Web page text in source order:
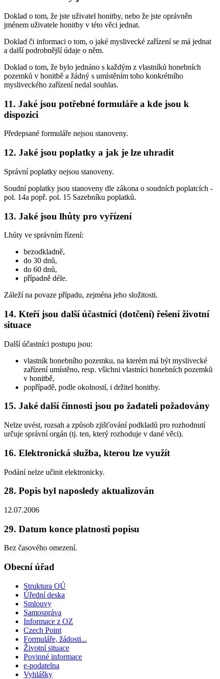
Doklad o tom, že jste uživatel honitby, nebo že jste oprávněn
jménem uživatele honitby v této věci jednat.
Doklad či informaci o tom, o jaké myslivecké zařízení se má jednat
a další podrobnější údaje o něm.
Doklad o tom, že bylo jednáno s každým z vlastníků honebních
pozemků v honitbě a žádný s umístěním toho konkrétního
mysliveckého zařízení nedal souhlas.
11. Jaké jsou potřebné formuláře a kde jsou k
dispozici
Předepsané formuláře nejsou stanoveny.
12. Jaké jsou poplatky a jak je lze uhradit
Správní poplatky nejsou stanoveny.
Soudní poplatky jsou stanoveny dle zákona o soudních poplatcích -
pol. 14a popř. pol. 15 Sazebníku poplatků.
13. Jaké jsou lhůty pro vyřízení
Lhůty ve správním řízení:
bezodkladně,
do 30 dnů,
do 60 dnů,
případně déle.
Záleží na povaze případu, zejména jeho složitosti.
14. Kteří jsou další účastníci (dotčení) řešení životní
situace
Další účastníci postupu jsou:
vlastník honebního pozemku, na kterém má být myslivecké
zařízení umístěno, resp. všichni vlastníci honebních pozemků
v honitbě,
popřípadě, podle okolností, i držitel honitby.
15. Jaké další činnosti jsou po žadateli požadovány
Nelze uvést, rozsah a způsob zjišťování podkladů pro rozhodnutí
určuje správní orgán (tj. ten, který rozhoduje v dané věci).
16. Elektronická služba, kterou lze využít
Podání nelze učinit elektronicky.
28. Popis byl naposledy aktualizován
12.07.2006
29. Datum konce platnosti popisu
Bez časového omezení.
Obecní úřad
Struktura OÚ
Úřední deska
Smlouvy
Samospráva
Informace z OZ
Czech Point
Formuláře, žádosti...
Životní situace
Povinné informace
e-podatelna
Vyhlášky